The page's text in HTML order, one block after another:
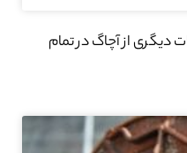
دیگری از آچاگ در تمام